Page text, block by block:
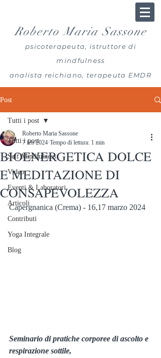
Roberto Maria Sassone
psicoterapeuta, istruttore di
mindfulness
analista reichiano, terapeuta EMDR
Post
Tutti i post
Self Mindfulness
Video
Eventi & Laboratori
Articoli
Contributi
Yoga Integrale
Blog
Tutti i post
BIOENERGETICA DOLCE
E MEDITAZIONE DI
CONSAPEVOLEZZA
Roberto Maria Sassone
7 feb 2024 Tempo di lettura: 1 min
Capergnanica (Crema) - 16,17 marzo 2024
Seminario di pratiche corporee di ascolto e
respirazione sottile,